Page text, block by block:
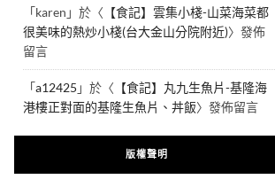
「karen 」於〈 【食記】雲集小棧-山菜海菜都
很美味的熱炒小棧(台大金山分院附近)〉發佈
留言
「a12425 」於〈 【食記】丸九生魚片-基隆海
港樓正對面的基隆生魚片、丼飯〉發佈留言
版權聲明